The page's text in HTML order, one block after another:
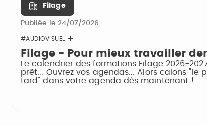
Filage
Publiée le 24/07/2026
#AUDIOVISUEL
Filage - Pour mieux travailler
Le calendrier des formations Filage 2026-
prêt... Ouvrez vos agendas... Alors calons "le
tard" dans votre agenda dès maintenant !